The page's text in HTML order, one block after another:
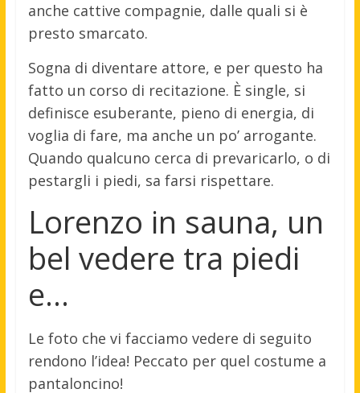
anche cattive compagnie, dalle quali si è
presto smarcato.
Sogna di diventare attore, e per questo ha
fatto un corso di recitazione. È single, si
definisce esuberante, pieno di energia, di
voglia di fare, ma anche un po’ arrogante.
Quando qualcuno cerca di prevaricarlo, o di
pestargli i piedi, sa farsi rispettare.
Lorenzo in sauna, un
bel vedere tra piedi
e…
Le foto che vi facciamo vedere di seguito
rendono l’idea! Peccato per quel costume a
pantaloncino!